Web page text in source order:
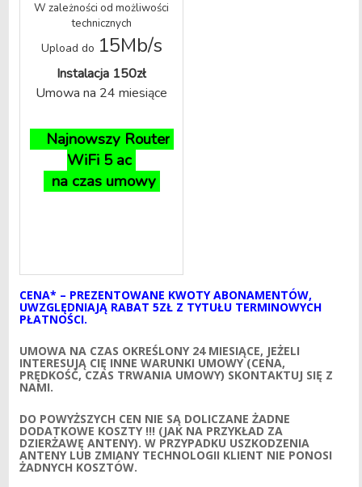
W zależności od możliwości
technicznych
Upload do 15Mb/s
Instalacja 150zł
Umowa na 24 miesiące
Najnowszy Router
WiFi 5 ac
na czas umowy
CENA* – PREZENTOWANE KWOTY ABONAMENTÓW,
UWZGLĘDNIAJĄ RABAT 5ZŁ Z TYTUŁU TERMINOWYCH
PŁATNOŚCI.
UMOWA NA CZAS OKREŚLONY 24 MIESIĄCE, JEŻELI
INTERESUJĄ CIĘ INNE WARUNKI UMOWY (CENA,
PRĘDKOŚĆ, CZAS TRWANIA UMOWY) SKONTAKTUJ SIĘ Z
NAMI.
DO POWYŻSZYCH CEN NIE SĄ DOLICZANE ŻADNE
DODATKOWE KOSZTY !!! (JAK NA PRZYKŁAD ZA
DZIERŻAWĘ ANTENY). W PRZYPADKU USZKODZENIA
ANTENY LUB ZMIANY TECHNOLOGII KLIENT NIE PONOSI
ŻADNYCH KOSZTÓW.